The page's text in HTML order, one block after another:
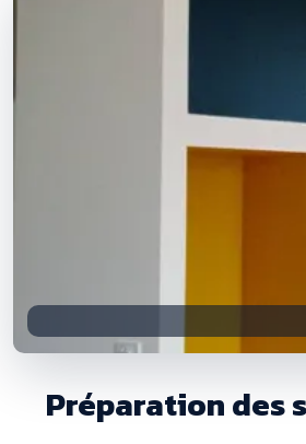
Préparation des